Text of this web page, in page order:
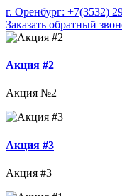
г. Оренбург: +7(3532)
Заказать обратный
Акция #2
Акция №2
Акция #3
Акция #3